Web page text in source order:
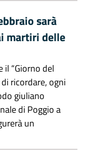
sarà
martiri delle
il “Giorno del
ricordare, ogni
giuliano
di Poggio a
un